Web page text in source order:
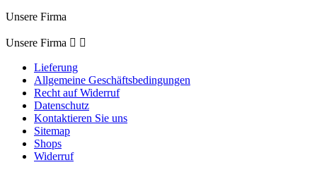
Unsere Firma
Unsere Firma  
Lieferung
Allgemeine Geschäftsbedingungen
Recht auf Widerruf
Datenschutz
Kontaktieren Sie uns
Sitemap
Shops
Widerruf